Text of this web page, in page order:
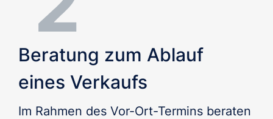
Beratung zum Ablauf
eines Verkaufs
Im Rahmen des Vor-Ort-Termins beraten